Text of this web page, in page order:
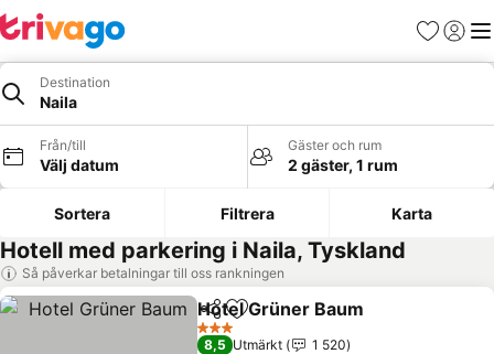
Favoriter
Logga
Destination
Naila
Från/till
Välj datum
Gäster och rum
2 gäster, 1 rum
Sortera Filtrera Karta
Hotell med parkering i Naila, Tyskland
Så påverkar betalningar till oss rankningen
Dela Lägg till i Mina Favoriter
Hotel Grüner Baum
3 Stjärnor
8,5 Utmärkt
1 520